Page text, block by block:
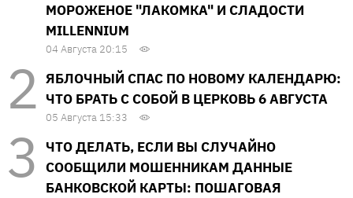
МОРОЖЕНОЕ "ЛАКОМКА" И СЛАДОСТИ
MILLENNIUM
04 Августа 20:15
ЯБЛОЧНЫЙ СПАС ПО НОВОМУ КАЛЕНДАРЮ:
ЧТО БРАТЬ С СОБОЙ В ЦЕРКОВЬ 6 АВГУСТА
05 Августа 15:33
ЧТО ДЕЛАТЬ, ЕСЛИ ВЫ СЛУЧАЙНО
СООБЩИЛИ МОШЕННИКАМ ДАННЫЕ
БАНКОВСКОЙ КАРТЫ: ПОШАГОВАЯ